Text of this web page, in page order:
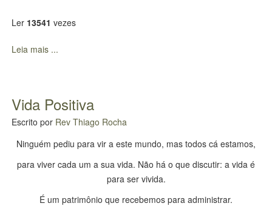
Ler 13541 vezes
Leia mais ...
Vida Positiva
Escrito por Rev Thiago Rocha
Ninguém pediu para vir a este mundo, mas todos cá estamos,
para viver cada um a sua vida. Não há o que discutir: a vida é
para ser vivida.
É um patrimônio que recebemos para administrar.